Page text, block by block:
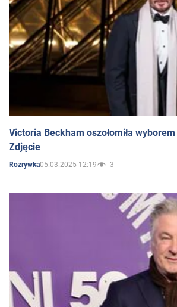
Victoria Beckham oszołomiła
Zdjęcie
Rozrywka05.03.2025 12:19 3